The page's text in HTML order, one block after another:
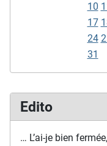
Edito
… L’ai-je bien
10
17
24
31